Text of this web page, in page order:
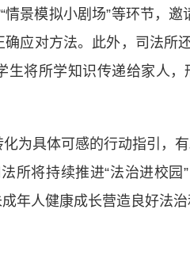
景模拟小剧场”等环节，邀
应对方法。此外，司法所
将所学知识传递给家人，
具体可感的行动指引，有
所将持续推进“法治进校园
年人健康成长营造良好法治